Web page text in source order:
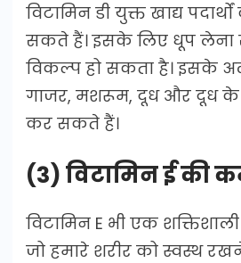
विटामिन डी युक्त खाद्य
सकते हैं। इसके लिए धूप लेना
विकल्प हो सकता है। इसके
गाजर, मशरूम, दूध और दूध के
कर सकते हैं।
(3) विटामिन ई की
विटामिन E भी एक
जो हमारे शरीर को स्वस्थ